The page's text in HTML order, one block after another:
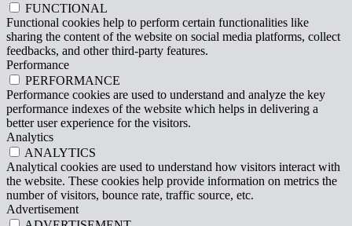
FUNCTIONAL
Functional cookies help to perform certain functionalities like
sharing the content of the website on social media platforms, collect
feedbacks, and other third-party features.
Performance
PERFORMANCE
Performance cookies are used to understand and analyze the key
performance indexes of the website which helps in delivering a
better user experience for the visitors.
Analytics
ANALYTICS
Analytical cookies are used to understand how visitors interact with
the website. These cookies help provide information on metrics the
number of visitors, bounce rate, traffic source, etc.
Advertisement